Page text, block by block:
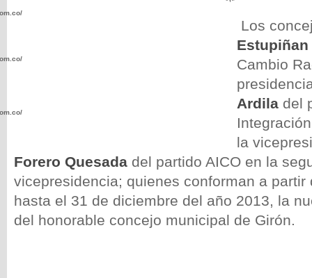
Los
Estupiñan
Cambio
Ardila del
la
Forero Quesada del partido AICO en la
vicepresidencia; quienes conforman a partir
hasta el 31 de diciembre del año 2013, la
del honorable concejo municipal de Girón.
wp-
wp-
wp-
wp-